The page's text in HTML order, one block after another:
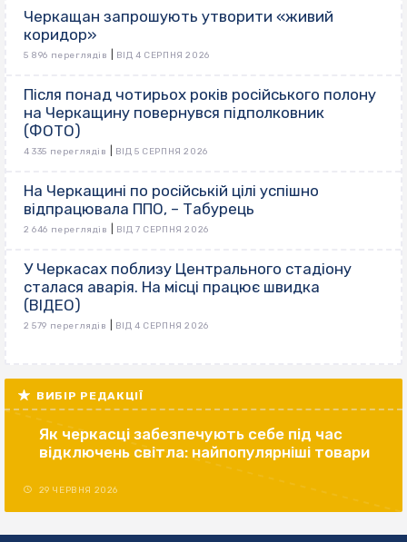
Черкащан запрошують утворити «живий
коридор»
5 896 переглядів ВІД 4 СЕРПНЯ 2026
Після понад чотирьох років російського полону
на Черкащину повернувся підполковник
(ФОТО)
4 335 переглядів ВІД 5 СЕРПНЯ 2026
На Черкащині по російській цілі успішно
відпрацювала ППО, – Табурець
2 646 переглядів ВІД 7 СЕРПНЯ 2026
У Черкасах поблизу Центрального стадіону
сталася аварія. На місці працює швидка
(ВІДЕО)
2 579 переглядів ВІД 4 СЕРПНЯ 2026
ВИБІР РЕДАКЦІЇ
Як черкасці забезпечують себе під час
відключень світла: найпопулярніші товари
29 ЧЕРВНЯ 2026